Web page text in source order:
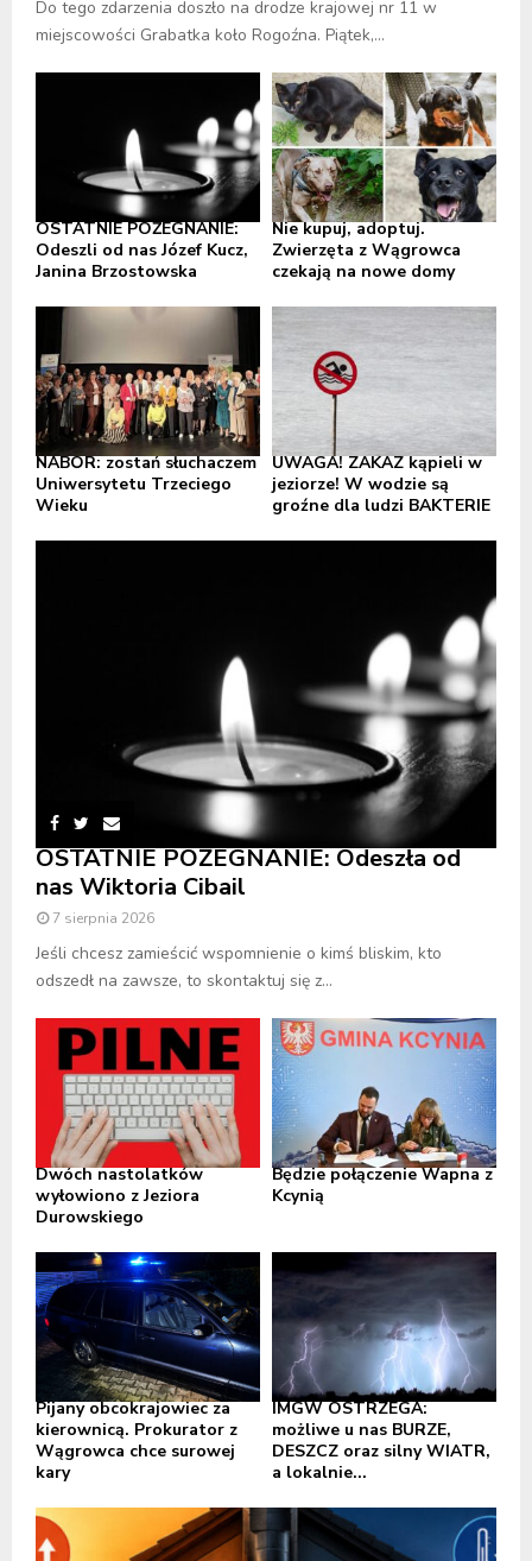
Do tego zdarzenia doszło na drodze krajowej nr 11 w
miejscowości Grabatka koło Rogoźna. Piątek,...
OSTATNIE POŻEGNANIE:
Odeszli od nas Józef Kucz,
Janina Brzostowska
Nie kupuj, adoptuj.
Zwierzęta z Wągrowca
czekają na nowe domy
NABÓR: zostań słuchaczem
Uniwersytetu Trzeciego
Wieku
UWAGA! ZAKAZ kąpieli w
jeziorze! W wodzie są
groźne dla ludzi BAKTERIE
OSTATNIE POŻEGNANIE: Odeszła od
nas Wiktoria Cibail
7 sierpnia 2026
Jeśli chcesz zamieścić wspomnienie o kimś bliskim, kto
odszedł na zawsze, to skontaktuj się z...
Dwóch nastolatków
wyłowiono z Jeziora
Durowskiego
Będzie połączenie Wapna z
Kcynią
Pijany obcokrajowiec za
kierownicą. Prokurator z
Wągrowca chce surowej
kary
IMGW OSTRZEGA:
możliwe u nas BURZE,
DESZCZ oraz silny WIATR,
a lokalnie...